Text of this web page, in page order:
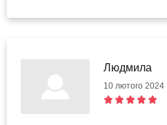
Людмила
10 лютого 2024